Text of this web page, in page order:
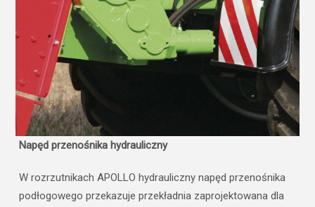
Napęd przenośnika hydrauliczny
W rozrzutnikach APOLLO hydrauliczny napęd przenośnika
podłogowego przekazuje przekładnia zaprojektowana dla